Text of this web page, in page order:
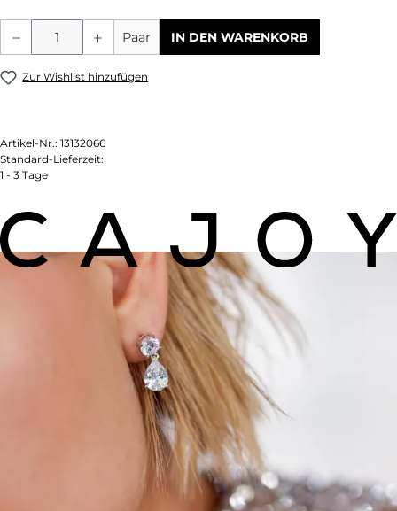
Produkt Anzahl: Gib den gewünschten
Paar IN DEN WARENKORB
Zur Wishlist hinzufügen
Artikel-Nr.: 13132066
Standard-Lieferzeit:
1 - 3 Tage